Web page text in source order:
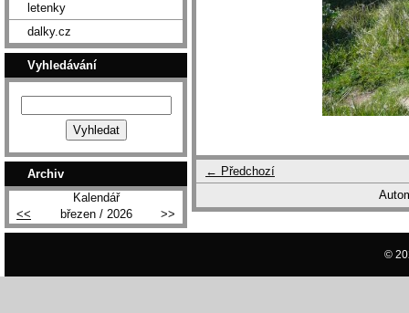
← Předchozí
letenky
dalky.cz
Vyhledávání
Archiv
Kalendář
<<
březen / 2026 >>
©